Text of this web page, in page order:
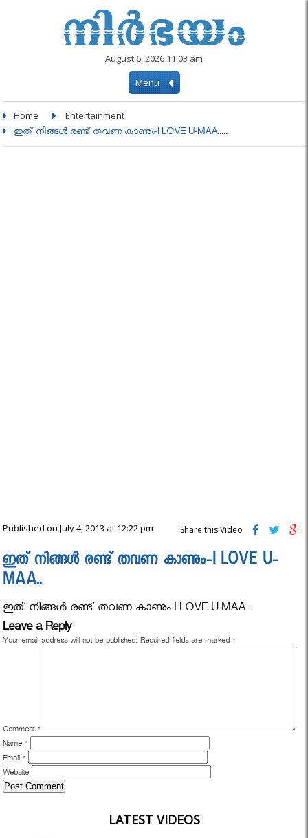
August 6, 2026 11:03 am
Menu
Home Entertainment
ഇത് നിങ്ങൾ രണ്ട് തവണ കാണും-I LOVE U-MAA.....
Published on July 4, 2013 at 12:22 pm Share this Video
ഇത് നിങ്ങൾ രണ്ട് തവണ കാണും-I LOVE U-
MAA..
ഇത് നിങ്ങൾ രണ്ട് തവണ കാണും-I LOVE U-MAA..
Leave a Reply
Your email address will not be published. Required fields are marked *
Comment *
Name *
Email *
Website
LATEST VIDEOS